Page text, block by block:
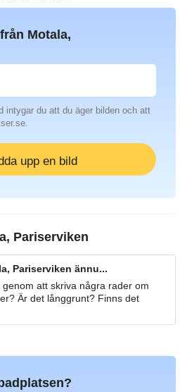
Motala,
intygar du att du äger bilden och att
upp en bild
Pariserviken
Pariserviken ännu...
att skriva några rader om
Är det långgrunt? Finns det